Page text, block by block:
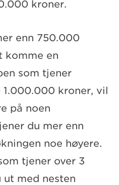
kroner.
enn 750.000
komme en
som tjener
kroner, vil
på noen
du mer enn
noe høyere.
tjener over 3
med nesten